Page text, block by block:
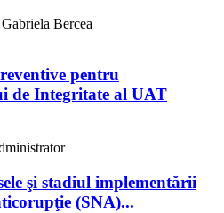
Gabriela Bercea
pentru
de Integritate al UAT
şi stadiul implementării
(SNA)...